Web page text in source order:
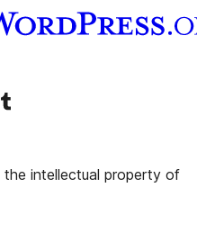
আমাদের টাম্বলার অ্যাকাউন্ট দেখুন
intellectual property of